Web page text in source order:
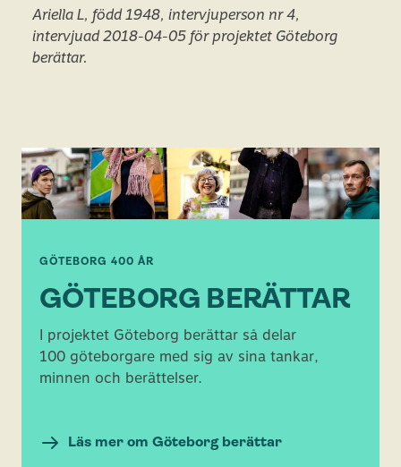
Ariella L, född 1948, intervjuperson nr 4,
intervjuad 2018-04-05 för projektet Göteborg
berättar.
GÖTEBORG 400 ÅR
GÖTEBORG BERÄTTAR
I projektet Göteborg berättar så delar
100 göteborgare med sig av sina tankar,
minnen och berättelser.
Läs mer om Göteborg berättar